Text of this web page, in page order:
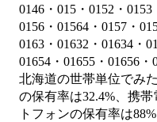
0146・015・0152・0153
0156・01564・0157・
0163・01632・01634・
01654・01655・01656・
北海道の世帯単位でみ
の保有率は32.4%、携
トフォンの保有率は